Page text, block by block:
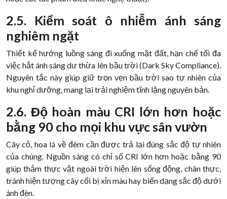
2.5. Kiểm soát ô nhiễm ánh sáng
nghiêm ngặt
Thiết kế hướng luồng sáng đi xuống mặt đất, hạn chế tối đa
việc hắt ánh sáng dư thừa lên bầu trời (Dark Sky Compliance).
Nguyên tắc này giúp giữ trọn vẹn bầu trời sao tự nhiên của
khu nghỉ dưỡng, mang lại trải nghiệm tĩnh lặng nguyên bản.
2.6. Độ hoàn màu CRI lớn hơn hoặc
bằng 90 cho mọi khu vực sân vườn
Cây cỏ, hoa lá về đêm cần được trả lại đúng sắc độ tự nhiên
của chúng. Nguồn sáng có chỉ số CRI lớn hơn hoặc bằng 90
giúp thảm thực vật ngoài trời hiện lên sống động, chân thực,
tránh hiện tượng cây cối bị xỉn màu hay biến dạng sắc độ dưới
ánh đèn.